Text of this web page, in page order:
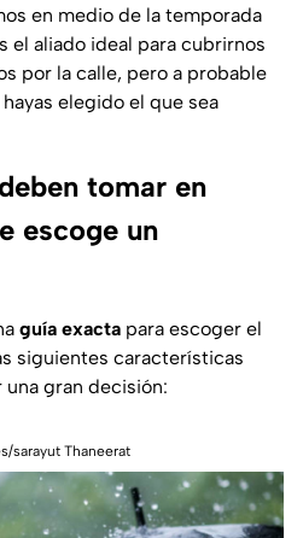
en medio de la temporada
el aliado ideal para cubrirnos
por la calle, pero a probable
elegido el que sea
tomar en
escoge un
guía exacta para escoger el
siguientes características
gran decisión:
sarayut Thaneerat